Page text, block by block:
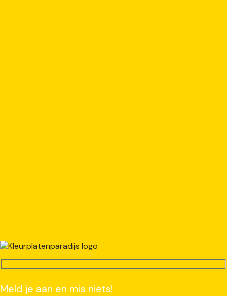
Meld je aan en mis niets!